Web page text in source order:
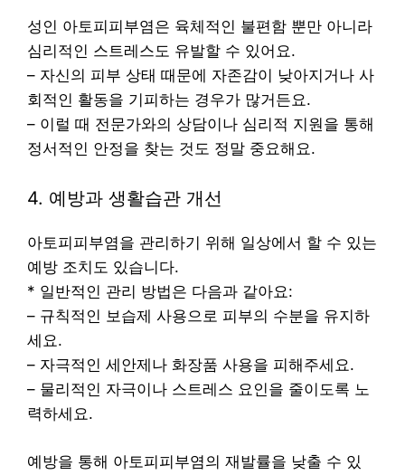
성인 아토피피부염은 육체적인 불편함 뿐만 아니라
심리적인 스트레스도 유발할 수 있어요.
– 자신의 피부 상태 때문에 자존감이 낮아지거나 사
회적인 활동을 기피하는 경우가 많거든요.
– 이럴 때 전문가와의 상담이나 심리적 지원을 통해
정서적인 안정을 찾는 것도 정말 중요해요.
4. 예방과 생활습관 개선
아토피피부염을 관리하기 위해 일상에서 할 수 있는
예방 조치도 있습니다.
* 일반적인 관리 방법은 다음과 같아요:
– 규칙적인 보습제 사용으로 피부의 수분을 유지하
세요.
– 자극적인 세안제나 화장품 사용을 피해주세요.
– 물리적인 자극이나 스트레스 요인을 줄이도록 노
력하세요.
예방을 통해 아토피피부염의 재발률을 낮출 수 있